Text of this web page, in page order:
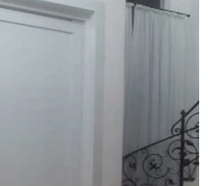
são paulo
valor
m2
paulo